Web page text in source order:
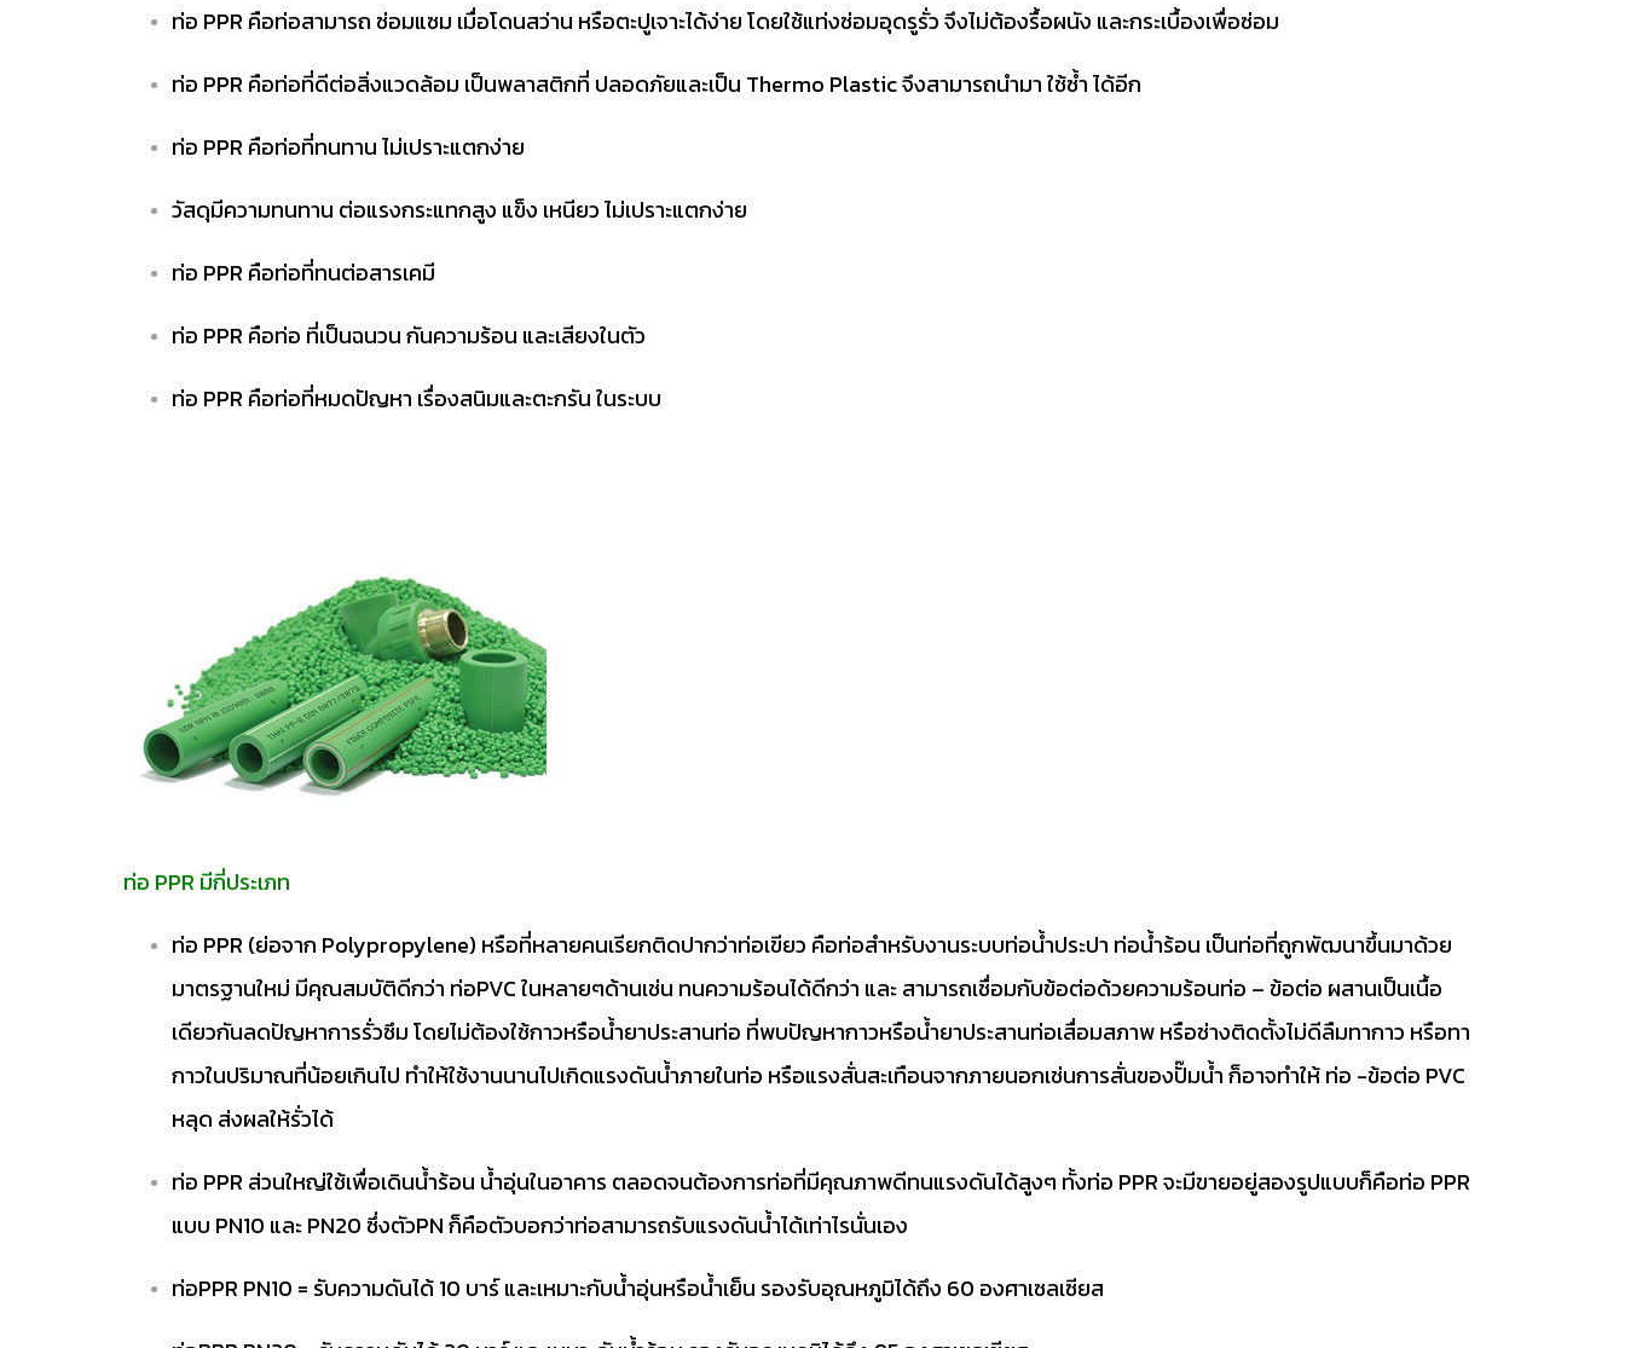
ท่อ PPR คือท่อสามารถ ซ่อมแซม เมื่อโดนสว่าน หรือตะปูเจาะได้ง่าย โดยใช้แท่งซ่อมอุดรูรั่ว จึงไม่ต้องรื้อผนัง และกระเบื้องเพื่อซ่อม
ท่อ PPR คือท่อที่ดีต่อสิ่งแวดล้อม เป็นพลาสติกที่ ปลอดภัยและเป็น Thermo Plastic จึงสามารถนำมา ใช้ซ้ำ ได้อีก
ท่อ PPR คือท่อที่ทนทาน ไม่เปราะแตกง่าย
วัสดุมีความทนทาน ต่อแรงกระแทกสูง แข็ง เหนียว ไม่เปราะแตกง่าย
ท่อ PPR คือท่อที่ทนต่อสารเคมี
ท่อ PPR คือท่อ ที่เป็นฉนวน กันความร้อน และเสียงในตัว
ท่อ PPR คือท่อที่หมดปัญหา เรื่องสนิมและตะกรัน ในระบบ
ท่อ PPR มีกี่ประเภท
ท่อ PPR (ย่อจาก Polypropylene) หรือที่หลายคนเรียกติดปากว่าท่อเขียว คือท่อสำหรับงานระบบท่อน้ำประปา ท่อน้ำร้อน เป็นท่อที่ถูกพัฒนาขึ้นมาด้วย
มาตรฐานใหม่ มีคุณสมบัติดีกว่า ท่อPVC ในหลายๆด้านเช่น ทนความร้อนได้ดีกว่า และ สามารถเชื่อมกับข้อต่อด้วยความร้อนท่อ – ข้อต่อ ผสานเป็นเนื้อ
เดียวกันลดปัญหาการรั่วซึม โดยไม่ต้องใช้กาวหรือน้ำยาประสานท่อ ที่พบปัญหากาวหรือน้ำยาประสานท่อเสื่อมสภาพ หรือช่างติดตั้งไม่ดีลืมทากาว หรือทา
กาวในปริมาณที่น้อยเกินไป ทำให้ใช้งานนานไปเกิดแรงดันน้ำภายในท่อ หรือแรงสั่นสะเทือนจากภายนอกเช่นการสั่นของปั๊มน้ำ ก็อาจทำให้ ท่อ -ข้อต่อ PVC
หลุด ส่งผลให้รั่วได้
ท่อ PPR ส่วนใหญ่ใช้เพื่อเดินน้ำร้อน น้ำอุ่นในอาคาร ตลอดจนต้องการท่อที่มีคุณภาพดีทนแรงดันได้สูงๆ ทั้งท่อ PPR จะมีขายอยู่สองรูปแบบก็คือท่อ PPR
แบบ PN10 และ PN20 ซึ่งตัวPN ก็คือตัวบอกว่าท่อสามารถรับแรงดันน้ำได้เท่าไรนั่นเอง
ท่อPPR PN10 = รับความดันได้ 10 บาร์ และเหมาะกับน้ำอุ่นหรือน้ำเย็น รองรับอุณหภูมิได้ถึง 60 องศาเซลเซียส